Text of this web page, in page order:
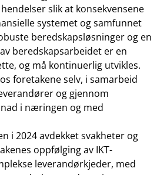
slik at konsekvensene
systemet og samfunnet
beredskapsløsninger og en
beredskapsarbeidet er en
og må kontinuerlig utvikles.
foretakene selv, i samarbeid
og gjennom
i næringen og med
i 2024 avdekket svakheter og
oppfølging av IKT-
leverandørkjeder, med